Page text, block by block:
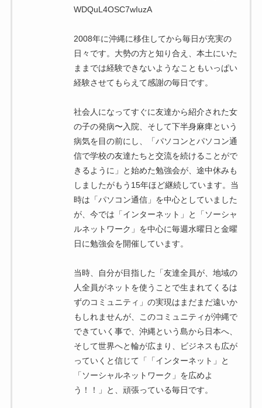
WDQuL4OSC7wIuzA
2008年に沖縄に移住してから毎日が充実の
日々です。大勢の方と知り合え、本土にいた
ままでは経験できないようなこともいっぱい
経験させてもらえて感謝の毎日です。
社会人になってすぐに友達から紹介された女
の子の発病〜入院、そして下半身麻痺という
病気を目の前にし、「パソコンとパソコン通
信で学校の友達たちと交流を続けることがで
きるように」と始めた勉強会が、途中休みも
しましたがもう15年ほど継続しています。当
時は「パソコン通信」を中心としていました
が、今では「インターネット」と「ソーシャ
ルネットワーク」を中心に毎週水曜日と金曜
日に勉強会を開催しています。
当時、自分が目指した「友達全員が、地域の
人全員がネットを使うことで生まれてくるは
ずのコミュニティ」の実現はまだまだ遠いか
もしれませんが、このコミュニティが沖縄で
できていく事で、沖縄という島から日本へ、
そして世界へと輪が広まり、ビジネスも広が
っていくと信じて「「インターネット」と
「ソーシャルネットワーク」を広めよ
う！！」と、頑張っている毎日です。